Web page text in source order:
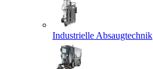
Industrielle Absaugtechnik